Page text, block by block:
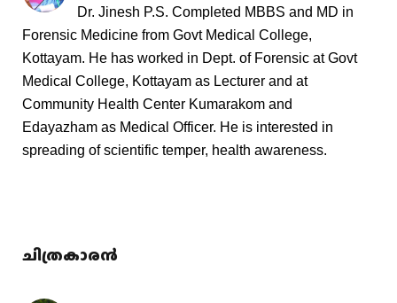
Dr. Jinesh P.S. Completed MBBS and MD in
Forensic Medicine from Govt Medical College,
Kottayam. He has worked in Dept. of Forensic at Govt
Medical College, Kottayam as Lecturer and at
Community Health Center Kumarakom and
Edayazham as Medical Officer. He is interested in
spreading of scientific temper, health awareness.
ചിത്രകാരൻ